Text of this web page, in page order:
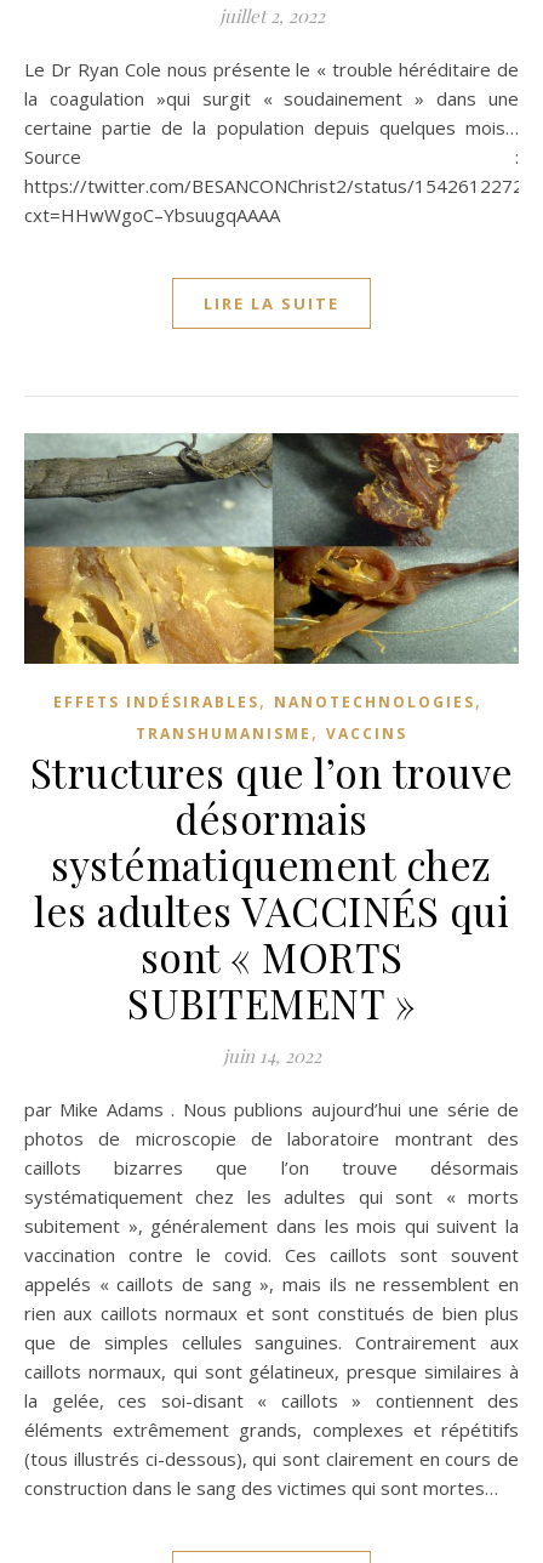
juillet 2, 2022
Le Dr Ryan Cole nous présente le « trouble héréditaire de
la coagulation »qui surgit « soudainement » dans une
certaine partie de la population depuis quelques mois…
Source :
https://twitter.com/BESANCONChrist2/status/
cxt=HHwWgoC–YbsuugqAAAA
LIRE LA SUITE
EFFETS INDÉSIRABLES, NANOTECHNOLOGIES,
TRANSHUMANISME , VACCINS
Structures que l’on trouve
désormais
systématiquement chez
les adultes VACCINÉS qui
sont « MORTS
SUBITEMENT »
juin 14, 2022
par Mike Adams . Nous publions aujourd’hui une série de
photos de microscopie de laboratoire montrant des
caillots bizarres que l’on trouve désormais
systématiquement chez les adultes qui sont « morts
subitement », généralement dans les mois qui suivent la
vaccination contre le covid. Ces caillots sont souvent
appelés « caillots de sang », mais ils ne ressemblent en
rien aux caillots normaux et sont constitués de bien plus
que de simples cellules sanguines. Contrairement aux
caillots normaux, qui sont gélatineux, presque similaires à
la gelée, ces soi-disant « caillots » contiennent des
éléments extrêmement grands, complexes et répétitifs
(tous illustrés ci-dessous), qui sont clairement en cours de
construction dans le sang des victimes qui sont mortes…